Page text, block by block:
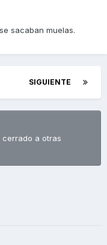
sacaban muelas.
SIGUIENTE
cerrado a otras